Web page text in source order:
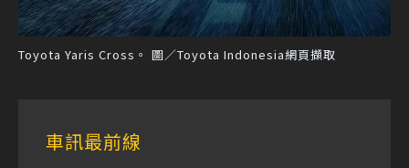
Toyota Yaris Cross。 圖／Toyota Indonesia網頁擷取
車訊最前線